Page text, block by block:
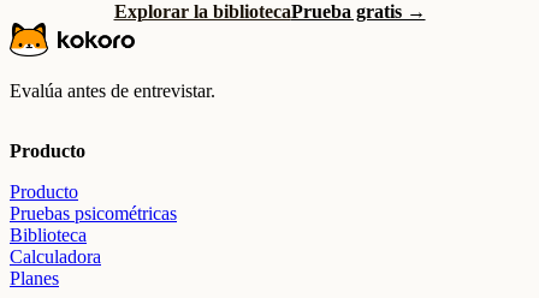
Explorar la bibliotecaPrueba gratis →
Evalúa antes de entrevistar.
Producto
Producto
Pruebas psicométricas
Biblioteca
Calculadora
Planes